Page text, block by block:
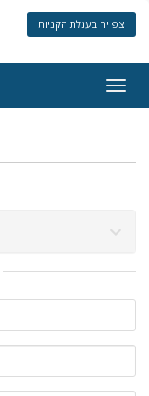
צפייה בעגלת הקניות